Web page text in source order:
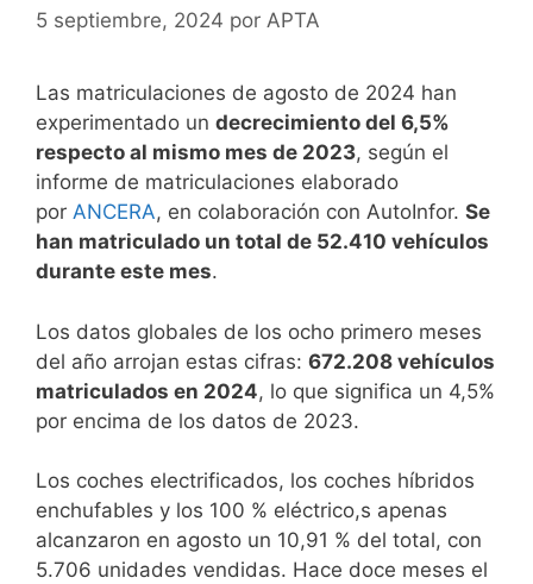
5 septiembre, 2024 por APTA
Las matriculaciones de agosto de 2024 han
experimentado un decrecimiento del 6,5%
respecto al mismo mes de 2023, según el
informe de matriculaciones elaborado
por ANCERA, en colaboración con AutoInfor. Se
han matriculado un total de 52.410 vehículos
durante este mes.
Los datos globales de los ocho primero meses
del año arrojan estas cifras: 672.208 vehículos
matriculados en 2024, lo que significa un 4,5%
por encima de los datos de 2023.
Los coches electrificados, los coches híbridos
enchufables y los 100 % eléctrico,s apenas
alcanzaron en agosto un 10,91 % del total, con
5.706 unidades vendidas. Hace doce meses el